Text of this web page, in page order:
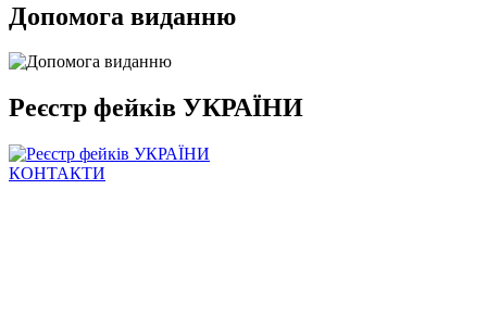
Допомога виданню
Реєстр фейків УКРАЇНИ
КОНТАКТИ